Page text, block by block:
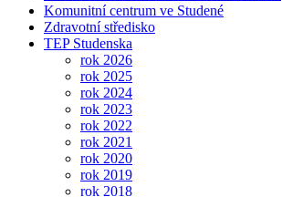
Komunitní centrum ve Studené
Zdravotní středisko
TEP Studenska
rok 2026
rok 2025
rok 2024
rok 2023
rok 2022
rok 2021
rok 2020
rok 2019
rok 2018